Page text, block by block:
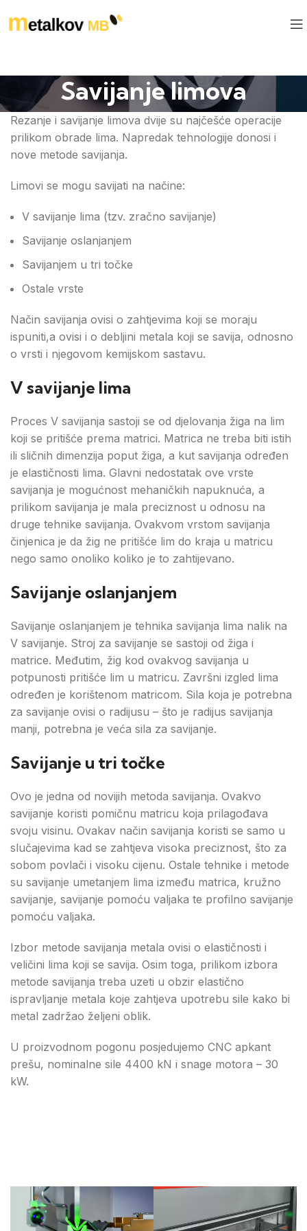
Savijanje limova
Rezanje i savijanje limova dvije su najčešće operacije
prilikom obrade lima. Napredak tehnologije donosi i
nove metode savijanja.
Limovi se mogu savijati na načine:
V savijanje lima (tzv. zračno savijanje)
Savijanje oslanjanjem
Savijanjem u tri točke
Ostale vrste
Način savijanja ovisi o zahtjevima koji se moraju
ispuniti,a ovisi i o debljini metala koji se savija, odnosno
o vrsti i njegovom kemijskom sastavu.
V savijanje lima
Proces V savijanja sastoji se od djelovanja žiga na lim
koji se pritišće prema matrici. Matrica ne treba biti istih
ili sličnih dimenzija poput žiga, a kut savijanja određen
je elastičnosti lima. Glavni nedostatak ove vrste
savijanja je mogućnost mehaničkih napuknuća, a
prilikom savijanja je mala preciznost u odnosu na
druge tehnike savijanja. Ovakvom vrstom savijanja
činjenica je da žig ne pritišće lim do kraja u matricu
nego samo onoliko koliko je to zahtijevano.
Savijanje oslanjanjem
Savijanje oslanjanjem je tehnika savijanja lima nalik na
V savijanje. Stroj za savijanje se sastoji od žiga i
matrice. Međutim, žig kod ovakvog savijanja u
potpunosti pritišće lim u matricu. Završni izgled lima
određen je korištenom matricom. Sila koja je potrebna
za savijanje ovisi o radijusu – što je radijus savijanja
manji, potrebna je veća sila za savijanje.
Savijanje u tri točke
Ovo je jedna od novijih metoda savijanja. Ovakvo
savijanje koristi pomičnu matricu koja prilagođava
svoju visinu. Ovakav način savijanja koristi se samo u
slučajevima kad se zahtjeva visoka preciznost, što za
sobom povlači i visoku cijenu. Ostale tehnike i metode
su savijanje umetanjem lima između matrica, kružno
savijanje, savijanje pomoću valjaka te profilno savijanje
pomoću valjaka.
Izbor metode savijanja metala ovisi o elastičnosti i
veličini lima koji se savija. Osim toga, prilikom izbora
metode savijanja treba uzeti u obzir elastično
ispravljanje metala koje zahtjeva upotrebu sile kako bi
metal zadržao željeni oblik.
U proizvodnom pogonu posjedujemo CNC apkant
prešu, nominalne sile 4400 kN i snage motora – 30
kW.